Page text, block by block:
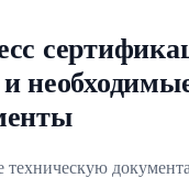
техническую